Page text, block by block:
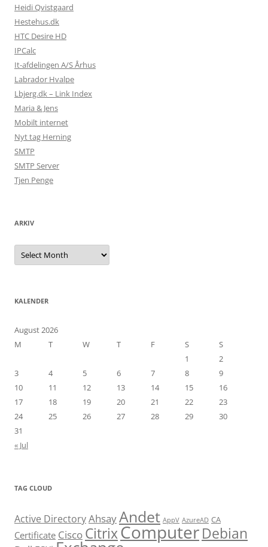
Heidi Qvistgaard
Hestehus.dk
HTC Desire HD
IPCalc
It-afdelingen A/S Århus
Labrador Hvalpe
Lbjerg.dk – Link Index
Maria & Jens
Mobilt internet
Nyt tag Herning
SMTP
SMTP Server
Tjen Penge
ARKIV
Arkiv
KALENDER
August 2026
M
T W T F S
S
1
2
3
4 5 6 7 8
9
10
11 12 13 14 15
16
17
18 19 20 21 22
23
24
25 26 27 28 29
30
31
« Jul
TAG CLOUD
Active DirectoryAhsayAndet AppV AzureAD CA
Certificate Cisco CitrixComputerDebian